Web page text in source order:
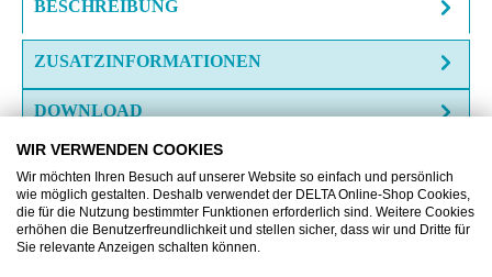
BESCHREIBUNG
ZUSATZINFORMATIONEN
DOWNLOAD
Produktgalerie überspringen
Kunden kauften auch
WIR VERWENDEN COOKIES
Wir möchten Ihren Besuch auf unserer Website so einfach und persönlich
wie möglich gestalten. Deshalb verwendet der DELTA Online-Shop Cookies,
die für die Nutzung bestimmter Funktionen erforderlich sind. Weitere Cookies
erhöhen die Benutzerfreundlichkeit und stellen sicher, dass wir und Dritte für
Sie relevante Anzeigen schalten können.